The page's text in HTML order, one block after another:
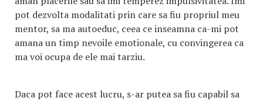
pot dezvolta modalitati prin care sa fiu propriul meu
mentor, sa ma autoeduc, ceea ce inseamna ca-mi pot
amana un timp nevoile emotionale, cu convingerea ca
ma voi ocupa de ele mai tarziu.
Daca pot face acest lucru, s-ar putea sa fiu capabil sa